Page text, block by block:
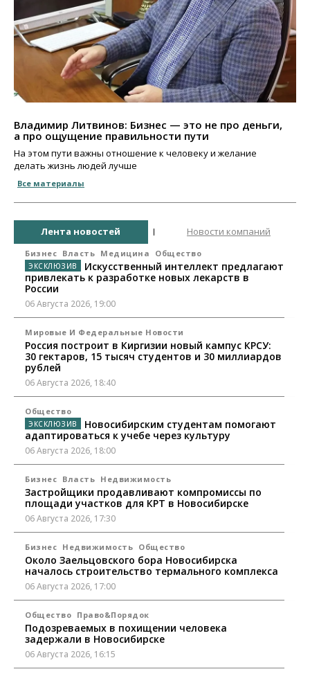
Владимир Литвинов: Бизнес — это не про деньги,
а про ощущение правильности пути
На этом пути важны отношение к человеку и желание
делать жизнь людей лучше
Все материалы
Лента новостей Новости компаний
Бизнес Власть Медицина Общество
Искусственный интеллект предлагают
привлекать к разработке новых лекарств в
России
06 Августа 2026, 19:00
Мировые И Федеральные Новости
Россия построит в Киргизии новый кампус КРСУ:
30 гектаров, 15 тысяч студентов и 30 миллиардов
рублей
06 Августа 2026, 18:40
Общество
Новосибирским студентам помогают
адаптироваться к учебе через культуру
06 Августа 2026, 18:00
Бизнес Власть Недвижимость
Застройщики продавливают компромиссы по
площади участков для КРТ в Новосибирске
06 Августа 2026, 17:30
Бизнес Недвижимость Общество
Около Заельцовского бора Новосибирска
началось строительство термального комплекса
06 Августа 2026, 17:00
Общество Право&Порядок
Подозреваемых в похищении человека
задержали в Новосибирске
06 Августа 2026, 16:15